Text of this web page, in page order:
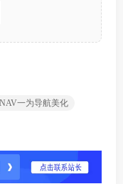
一为导航美化